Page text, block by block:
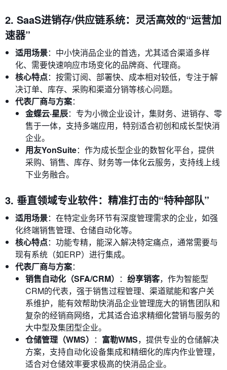
2. SaaS进销存/供应链系统：灵活高效的“运营加
速器”
适用场景：中小快消品企业的首选，尤其适合渠道多样
化、需要快速响应市场变化的品牌商、代理商。
核心特点：按需订阅、部署快、成本相对较低，专注于解
决订单、库存、采购和渠道分销等核心问题。
代表厂商与方案：
金蝶云·星辰：专为小微企业设计，集财务、进销存、零
售于一体，支持多端应用，特别适合初创和成长型快消
企业。
用友YonSuite：作为成长型企业的数智化平台，提供
采购、销售、库存、财务等一体化云服务，支持线上线
下业务融合。
3. 垂直领域专业软件：精准打击的“特种部队”
适用场景：在特定业务环节有深度管理需求的企业，如强
化终端销售管理、仓储自动化等。
核心特点：功能专精，能深入解决特定痛点，通常需要与
现有系统（如ERP）进行集成。
代表厂商与方案：
销售自动化（SFA/CRM） ： 纷享销客，作为智能型
CRM的代表，强于销售过程管理、渠道赋能和客户关
系维护，能有效帮助快消品企业管理庞大的销售团队和
复杂的经销商网络，尤其适合追求精细化营销与服务的
大中型及集团型企业。
仓储管理（WMS） ： 富勒WMS，提供专业的仓储解决
方案，支持自动化设备集成和精细化的库内作业管理，
适合对仓储效率要求极高的快消品企业。